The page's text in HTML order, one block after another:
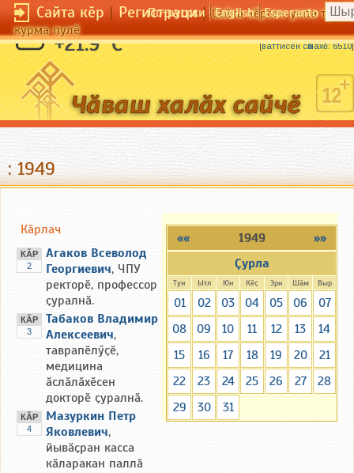
Сайта кӗр|Регистраци|Сайта кӗрсен унпа
курма пулӗ
По-русски English Esperanto
+21.9 °C Туман тиха пилӗкне ан хуҫ теҫҫӗ.
[ваттисен сӑмахӗ: 6510]
: 1949
»»
««
1949
Ҫурла
Тун Ытл Юн Кӗҫ Эрн Шӑм Выр
01 02 03 04 05 06
07
08
09 10 11 12 13
14
15
16 17 18 19 20
21
22
23 24 25 26 27
28
29
30 31
Кӑрлач
КӐР
2
Агаков Всеволод
Георгиевич, ЧПУ
ректорӗ, профессор
ҫуралнӑ.
КӐР
3
Табаков Владимир
Алексеевич,
таврапӗлӳҫӗ,
медицина
ӑслӑлӑхӗсен
докторӗ ҫуралнӑ.
КӐР
4
Мазуркин Петр
Яковлевич,
йывӑҫран касса
кӑларакан паллӑ